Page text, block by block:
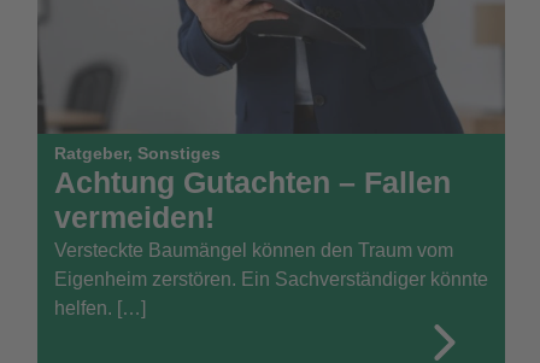
Ratgeber, Sonstiges
Achtung Gutachten – Fallen
vermeiden!
Versteckte Baumängel können den Traum vom
Eigenheim zerstören. Ein Sachverständiger könnte
helfen. […]